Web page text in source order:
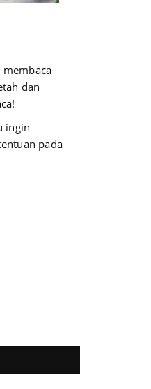
dan
ingin
pada